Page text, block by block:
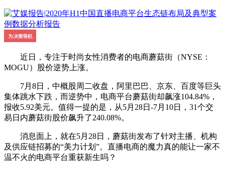
近日，专注于时尚女性消费者的电商蘑菇街（NYSE：
MOGU）股价逆势上涨。
7月8日，中概股周二收盘，阿里巴巴、京东、百度等巨头
集体跳水下跌，而逆势中，电商平台蘑菇街却飙涨104.84%，
报收5.92美元。值得一提的是，从5月28日-7月10日，31个交
易日内蘑菇街股价飙升了240.08%。
消息面上，就在5月28日，蘑菇街发布了针对主播、机构
及供应链招募的“美力计划”。直播电商的魔力真的能让一家不
温不火的电商平台重获新生吗？